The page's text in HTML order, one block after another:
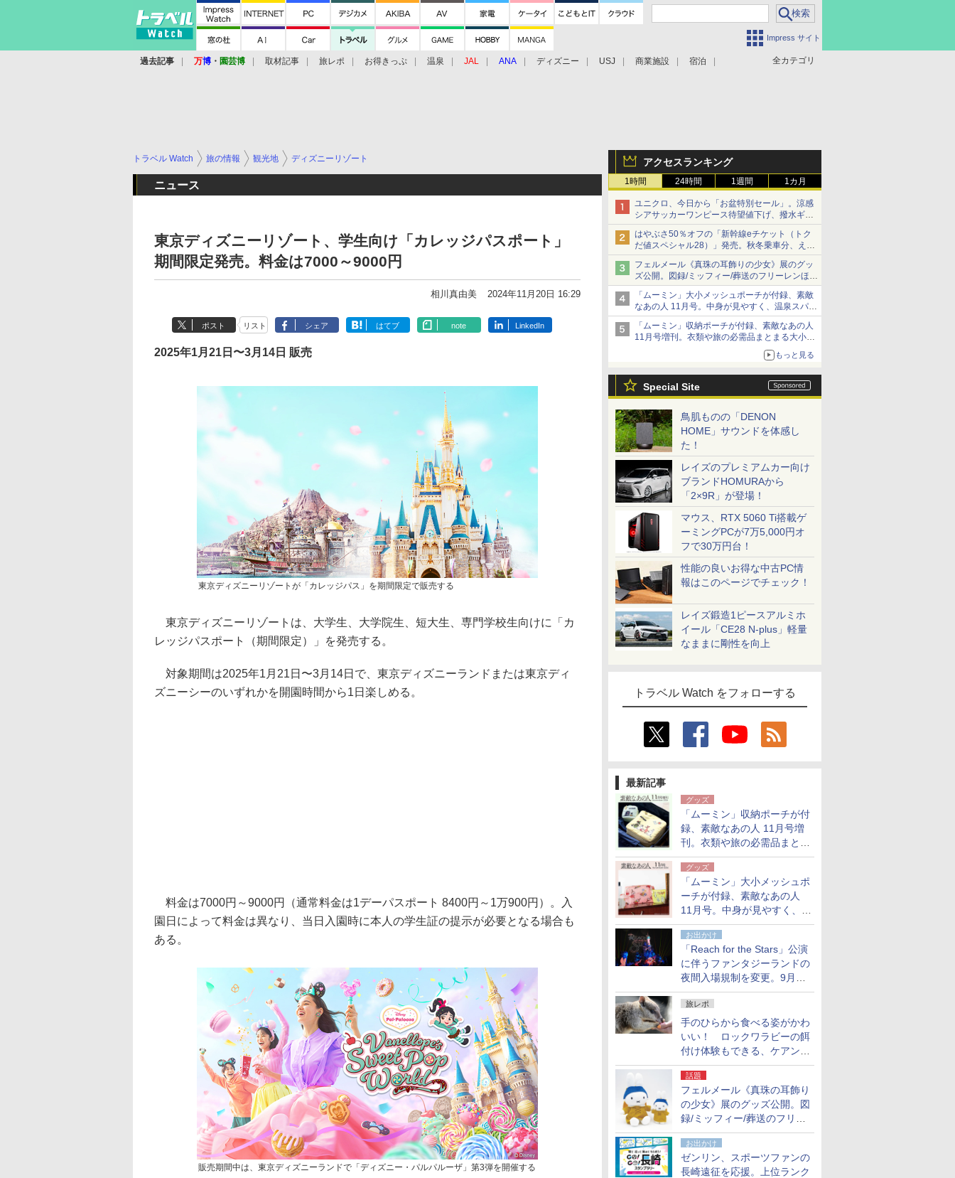
Impress サイト
全カテゴリ
過去記事 万博 ・ 園芸博 取材記事 旅レポ お得きっぷ 温泉 JAL ANA ディズニー USJ 商業施設 宿泊
アクセスランキング
1時間 24時間 1週間 1カ月
ユニクロ、今日から「お盆特別セール」。涼感
シアサッカーワンピース待望値下げ、撥水ギア
ショーツは1990円に
はやぶさ50％オフの「新幹線eチケット（トク
だ値スペシャル28）」発売。秋冬乗車分、えき
ねっと限定
フェルメール《真珠の耳飾りの少女》展のグッ
ズ公開。図録/ミッフィー/葬送のフリーレンほ
か、注目ブランドコラボが実現
「ムーミン」大小メッシュポーチが付録、素敵
なあの人 11月号。中身が見やすく、温泉スパに
も使える
「ムーミン」収納ポーチが付録、素敵なあの人
11月号増刊。衣類や旅の必需品まとまる大小2
もっと見る
Special Site
鳥肌ものの「DENON
HOME」サウンドを体感し
た！
レイズのプレミアムカー向け
ブランドHOMURAから
「2×9R」が登場！
マウス、RTX 5060 Ti搭載ゲ
ーミングPCが7万5,000円オ
フで30万円台！
性能の良いお得な中古PC情
報はこのページでチェック！
レイズ鍛造1ピースアルミホ
イール「CE28 N-plus」軽量
なままに剛性を向上
トラベル Watch をフォローする
最新記事
グッズ
「ムーミン」収納ポーチが付
録、素敵なあの人 11月号増
刊。衣類や旅の必需品まとま
る大小2個セット
グッズ
「ムーミン」大小メッシュポ
ーチが付録、素敵なあの人
11月号。中身が見やすく、温
泉スパにも使える
お出かけ
「Reach for the Stars」公演
に伴うファンタジーランドの
夜間入場規制を変更。9月か
ら18時50分～20時ごろに
旅レポ
手のひらから食べる姿がかわ
いい！ ロックワラビーの餌
付け体験もできる、ケアンズ
でアサートン高原の日本語ガ
イド付きツアーに参加してみ
た
話題
フェルメール《真珠の耳飾り
の少女》展のグッズ公開。図
録/ミッフィー/葬送のフリー
レンほか、注目ブランドコラ
ボが実現
お出かけ
ゼンリン、スポーツファンの
長崎遠征を応援。上位ランク
トラベル Watch 旅の情報 観光地 ディズニーリゾート
ニュース
東京ディズニーリゾート、学生向け「カレッジパスポート」
期間限定発売。料金は7000～9000円
相川真由美 2024年11月20日 16:29
ポスト リスト シェア はてブ note LinkedIn
2025年1月21日〜3月14日 販売
東京ディズニーリゾートが「カレッジパス」を期間限定で販売する
東京ディズニーリゾートは、大学生、大学院生、短大生、専門学校生向けに「カ
レッジパスポート（期間限定）」を発売する。
対象期間は2025年1月21日〜3月14日で、東京ディズニーランドまたは東京ディ
ズニーシーのいずれかを開園時間から1日楽しめる。
料金は7000円～9000円（通常料金は1デーパスポート 8400円～1万900円）。入
園日によって料金は異なり、当日入園時に本人の学生証の提示が必要となる場合も
ある。
販売期間中は、東京ディズニーランドで「ディズニー・パルパルーザ」第3弾を開催する